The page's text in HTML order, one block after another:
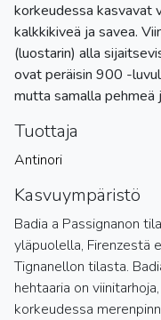
korkeudessa kasvavat
kalkkikiveä ja savea.
(luostarin) alla
ovat peräisin 900 -
mutta samalla pehmeä
Tuottaja
Antinori
Kasvuympäristö
Badia a Passignanon
yläpuolella, Firenzestä
Tignanellon tilasta.
hehtaaria on
korkeudessa